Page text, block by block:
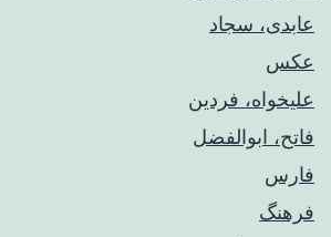
عابدی، سجاد
عکس
علیخواه، فردین
فاتح، ابوالفضل
فارس
فرهنگ